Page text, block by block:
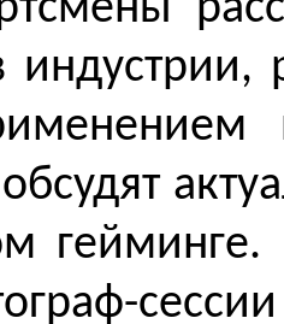
гейминге.